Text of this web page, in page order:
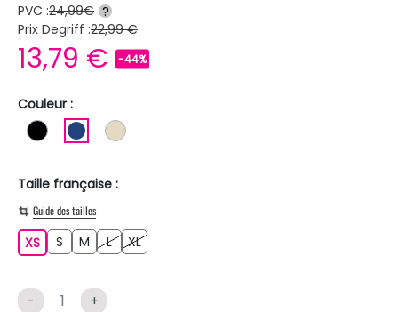
PVC :24,99€ ?
Prix Degriff :22,99 €
13,79 € -44%
Couleur :
NOIR BLEU FONCE
BEIGE
Taille française :
Guide des tailles
XSXS S M LL XLXL
- +